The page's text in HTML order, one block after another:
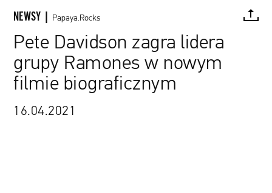
NEWSY | Papaya.Rocks
Pete Davidson zagra lidera
grupy Ramones w nowym
filmie biograficznym
16.04.2021
FACEBOOK TWITTER